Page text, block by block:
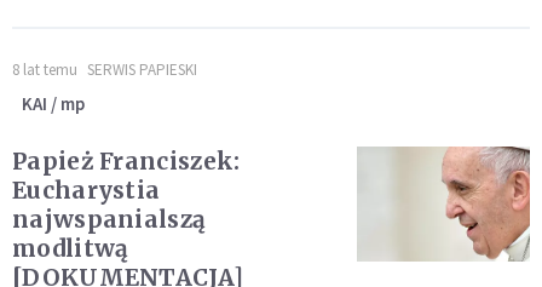
8 lat temu SERWIS PAPIESKI
KAI / mp
Papież Franciszek:
Eucharystia
najwspanialszą
modlitwą
[DOKUMENTACJA]